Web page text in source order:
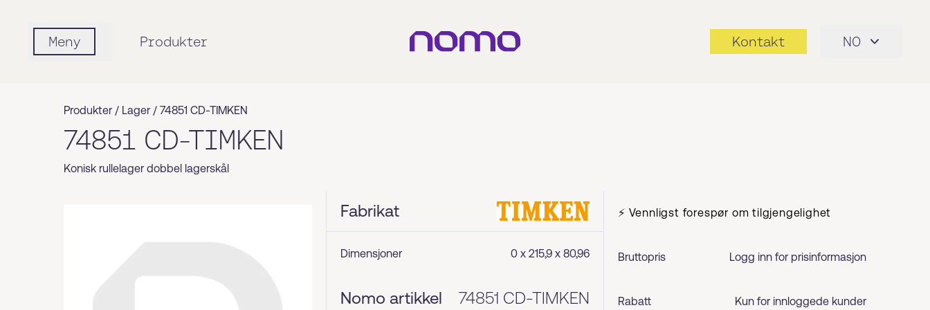
Meny Produkter Kontakt NO
Produkter / Lager / 74851 CD-TIMKEN
74851 CD-TIMKEN
Konisk rullelager dobbel lagerskål
Fabrikat
Dimensjoner 0 x 215,9 x 80,96
Nomo artikkel 74851 CD-TIMKEN
⚡ Vennligst forespør om tilgjengelighet
Bruttopris Logg inn for prisinformasjon
Rabatt Kun for innloggede kunder